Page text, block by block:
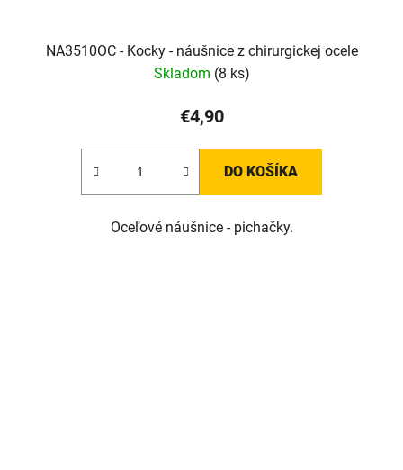
NA3510OC - Kocky - náušnice z chirurgickej ocele
Skladom (8 ks)
€4,90
DO KOŠÍKA
Oceľové náušnice - pichačky.